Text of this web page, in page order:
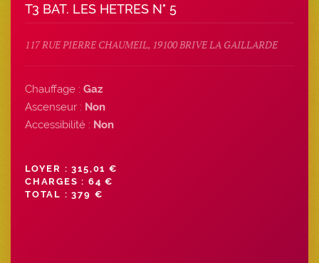
T3 BAT. LES HETRES N° 5
117 RUE PIERRE CHAUMEIL, 19100 BRIVE LA GAILLARDE
Chauffage : Gaz
Ascenseur : Non
Accessibilité : Non
LOYER : 315,01 €
CHARGES : 64 €
TOTAL : 379 €